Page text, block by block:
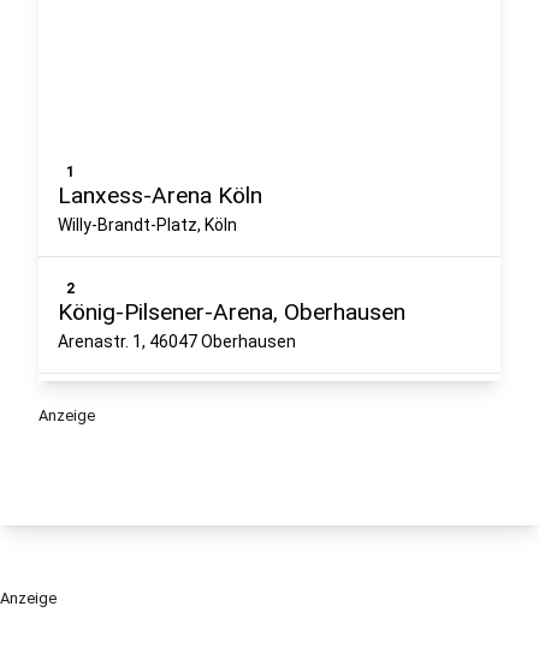
1
Lanxess-Arena Köln
Willy-Brandt-Platz, Köln
2
König-Pilsener-Arena, Oberhausen
Arenastr. 1, 46047 Oberhausen
Me&all Hotel Düsseldorf
4
Anzeige
Anzeige